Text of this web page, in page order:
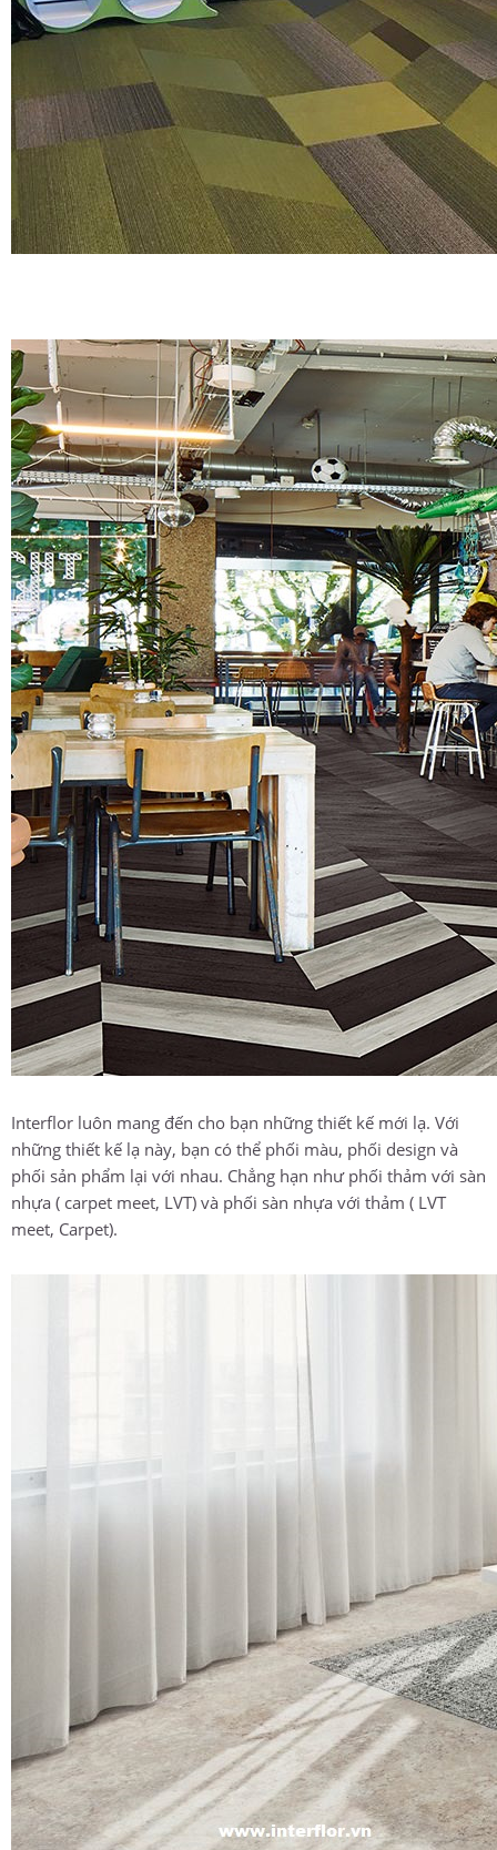
Interflor luôn mang đến cho bạn những thiết kế mới lạ. Với
những thiết kế lạ này, bạn có thể phối màu, phối design và
phối sản phẩm lại với nhau. Chẳng hạn như phối thảm với sàn
nhựa ( carpet meet, LVT) và phối sàn nhựa với thảm ( LVT
meet, Carpet).